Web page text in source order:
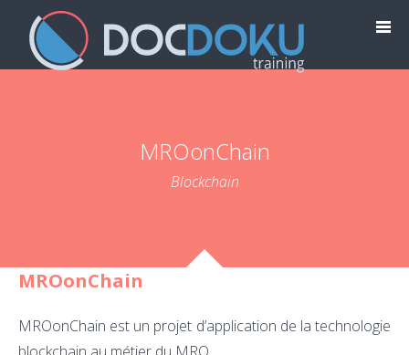
MROonChain
Blockchain
MROonChain
MROonChain est un projet d’application de la technologie